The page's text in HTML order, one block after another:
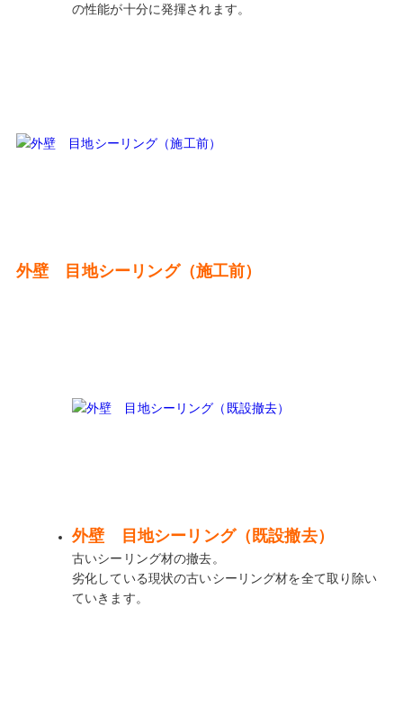
の性能が十分に発揮されます。
外壁 目地シーリング（施工前）
外壁 目地シーリング（既設撤去）
古いシーリング材の撤去。
劣化している現状の古いシーリング材を全て取り除い
ていきます。